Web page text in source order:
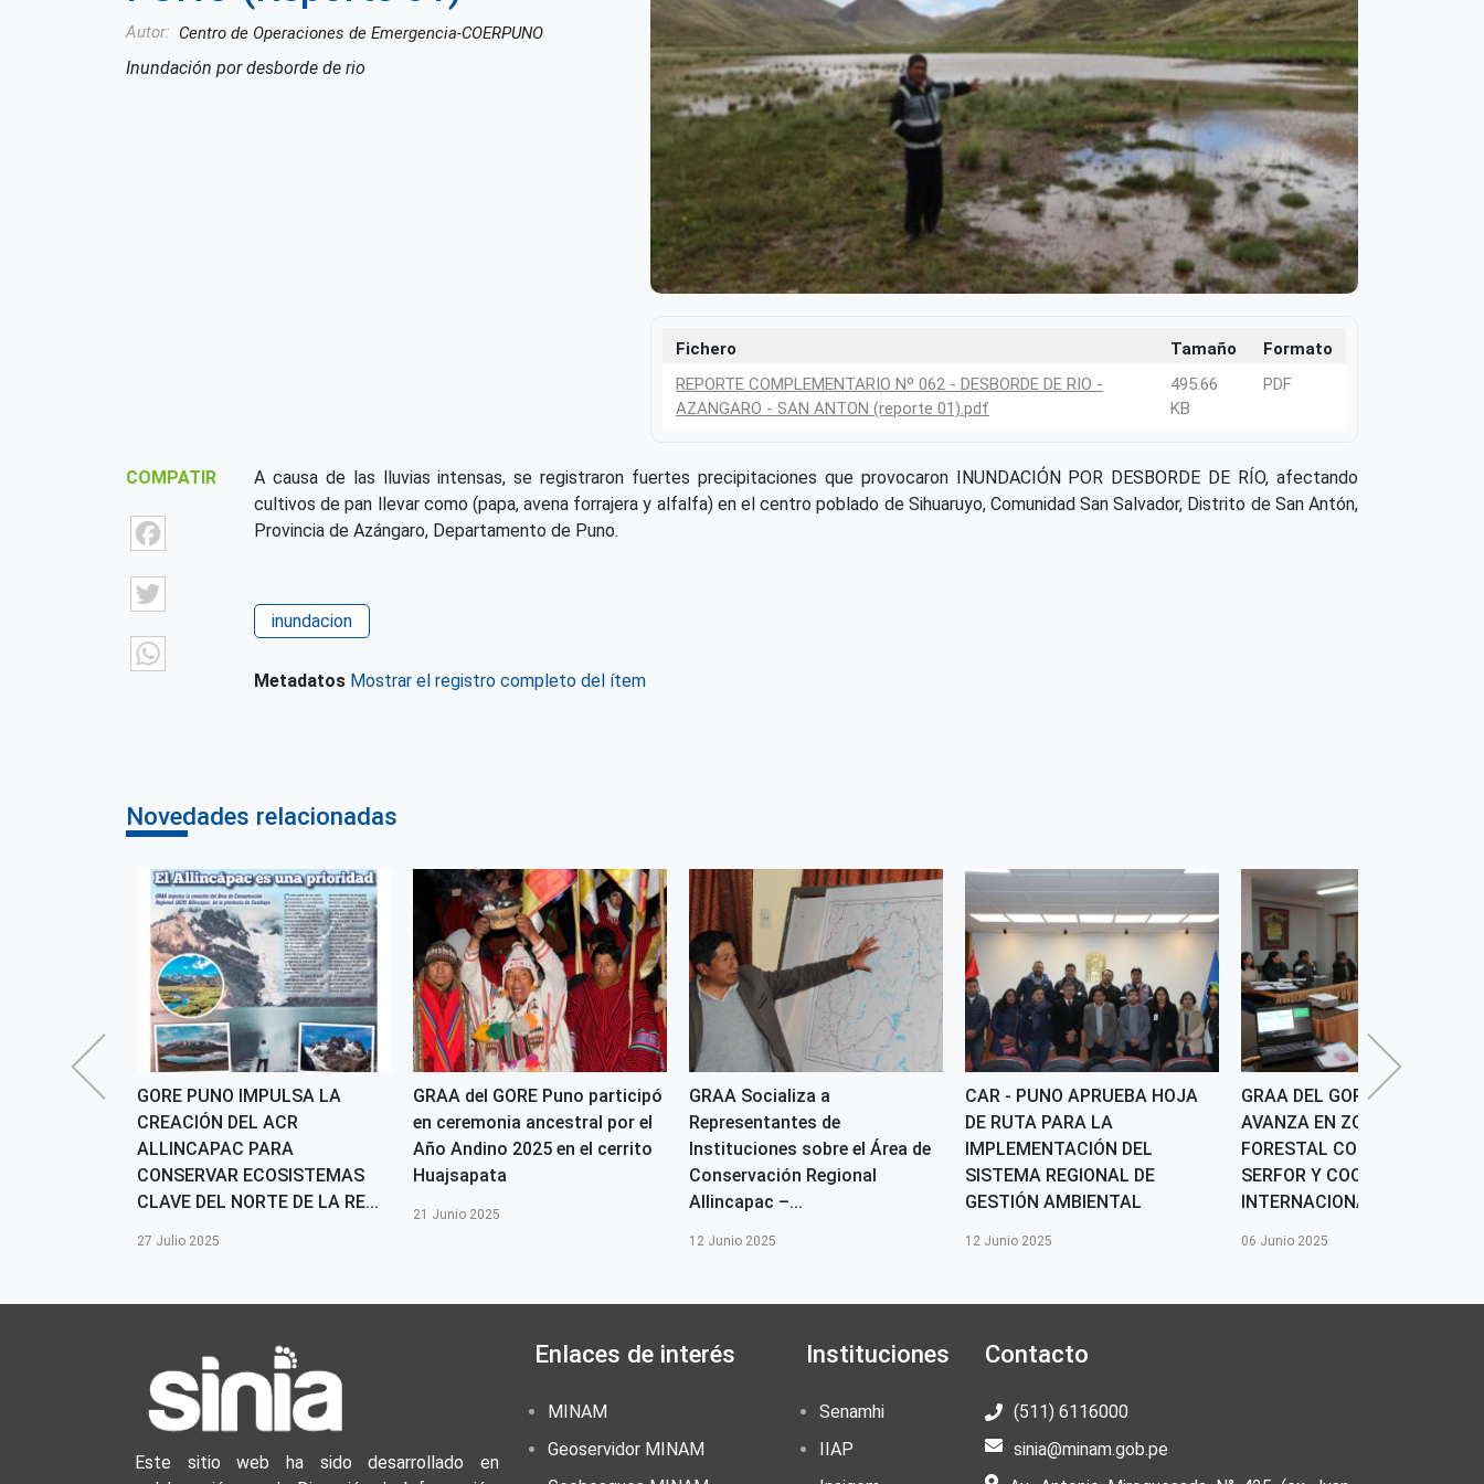
Autor Centro de Operaciones de Emergencia-COERPUNO
Inundación por desborde de rio
Fichero Tamaño
Formato
REPORTE COMPLEMENTARIO Nº 062 - DESBORDE DE RIO -
AZANGARO - SAN ANTON (reporte 01).pdf
495.66
KB
PDF
COMPATIR
Facebook
WhatsApp
A causa de las lluvias intensas, se registraron fuertes precipitaciones que provocaron INUNDACIÓN POR DESBORDE DE RÍO, afectando
cultivos de pan llevar como (papa, avena forrajera y alfalfa) en el centro poblado de Sihuaruyo, Comunidad San Salvador, Distrito de San Antón,
Provincia de Azángaro, Departamento de Puno.
inundacion
Metadatos Mostrar el registro completo del ítem
Novedades relacionadas
GORE PUNO IMPULSA LA
CREACIÓN DEL ACR
ALLINCAPAC PARA
CONSERVAR ECOSISTEMAS
CLAVE DEL NORTE DE LA RE...
27 Julio 2025
GRAA del GORE Puno participó
en ceremonia ancestral por el
Año Andino 2025 en el cerrito
Huajsapata
21 Junio 2025
GRAA Socializa a
Representantes de
Instituciones sobre el Área de
Conservación Regional
Allincapac –...
12 Junio 2025
CAR - PUNO APRUEBA HOJA
DE RUTA PARA LA
IMPLEMENTACIÓN DEL
SISTEMA REGIONAL DE
GESTIÓN AMBIENTAL
12 Junio 2025
GRAA DEL GORE PUNO
AVANZA EN ZONIFICACIÓN
FORESTAL CON APOYO DE
SERFOR Y COOPERACIÓN
INTERNACIONAL
06 Junio 2025
Este sitio web ha sido desarrollado en
Enlaces de interés
MINAM
Geoservidor MINAM
Instituciones
Senamhi
IIAP
Contacto
(511) 6116000
sinia@minam.gob.pe